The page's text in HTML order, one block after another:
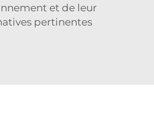
et de leur
pertinentes